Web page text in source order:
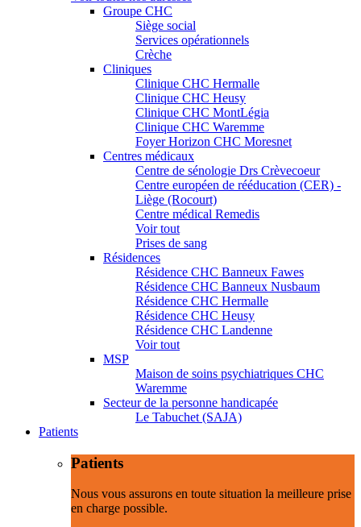
Groupe CHC
Siège social
Services opérationnels
Crèche
Cliniques
Clinique CHC Hermalle
Clinique CHC Heusy
Clinique CHC MontLégia
Clinique CHC Waremme
Foyer Horizon CHC Moresnet
Centres médicaux
Centre de sénologie Drs Crèvecoeur
Centre européen de rééducation (CER) -
Liège (Rocourt)
Centre médical Remedis
Voir tout
Prises de sang
Résidences
Résidence CHC Banneux Fawes
Résidence CHC Banneux Nusbaum
Résidence CHC Hermalle
Résidence CHC Heusy
Résidence CHC Landenne
Voir tout
MSP
Maison de soins psychiatriques CHC
Waremme
Secteur de la personne handicapée
Le Tabuchet (SAJA)
Patients
Patients
Nous vous assurons en toute situation la meilleure prise
en charge possible.